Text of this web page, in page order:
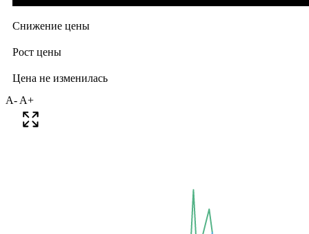
A- A+